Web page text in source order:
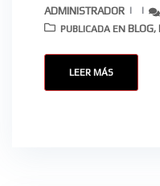
ADMINISTRADOR
PUBLICADA EN BLOG,
LEER MÁS